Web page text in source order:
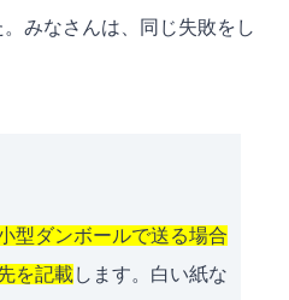
みなさんは、同じ失敗をし
型ダンボールで送る場合
を記載 します。白い紙な